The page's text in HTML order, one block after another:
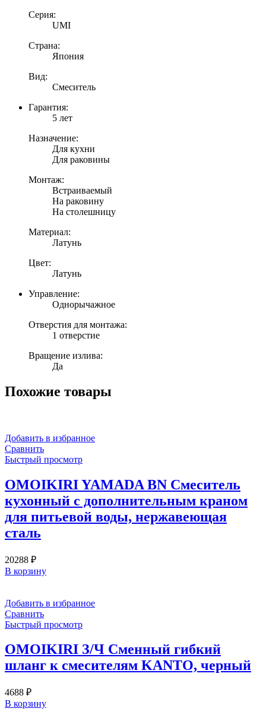
Серия:
UMI
Страна:
Япония
Вид:
Смеситель
Гарантия:
5 лет
Назначение:
Для кухни
Для раковины
Монтаж:
Встраиваемый
На раковину
На столешницу
Материал:
Латунь
Цвет:
Латунь
Управление:
Однорычажное
Отверстия для монтажа:
1 отверстие
Вращение излива:
Да
Похожие товары
Добавить в избранное
Сравнить
Быстрый просмотр
OMOIKIRI YAMADA BN Смеситель
кухонный с дополнительным краном
для питьевой воды, нержавеющая
сталь
20288 ₽
В корзину
Добавить в избранное
Сравнить
Быстрый просмотр
OMOIKIRI З/Ч Сменный гибкий
шланг к смесителям KANTO, черный
4688 ₽
В корзину